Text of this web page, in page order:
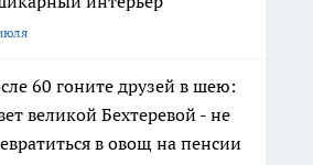
60 гоните друзей в шею:
великой Бехтеревой - не
в овощ на пенсии